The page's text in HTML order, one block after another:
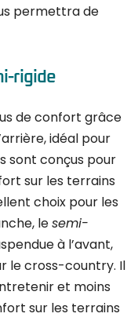
permettra de
rigide
de confort grâce
idéal pour
sont conçus pour
sur les terrains
choix pour les
lesemi-
à l’avant,
le cross-country. Il
et moins
sur les terrains